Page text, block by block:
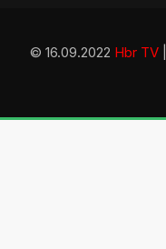
© 16.09.2022 Hbr TV